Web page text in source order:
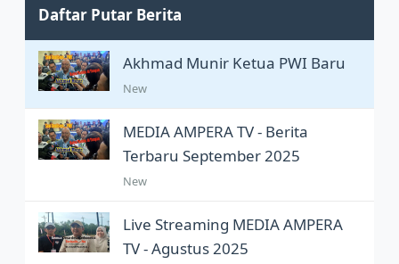
Akhmad Munir sah Pimpin PWI Pusat
Daftar Putar Berita
Akhmad Munir Ketua PWI Baru
New
MEDIA AMPERA TV - Berita
Terbaru September 2025
New
Live Streaming MEDIA AMPERA
TV - Agustus 2025